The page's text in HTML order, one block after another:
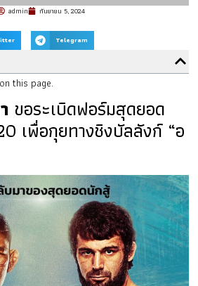
admin กันยายน 5, 2024
Telegram
this page.
ขอระเบิดฟอร์มสุดยอด
เพื่อกุยทางชิงบัลลังก์ “อ